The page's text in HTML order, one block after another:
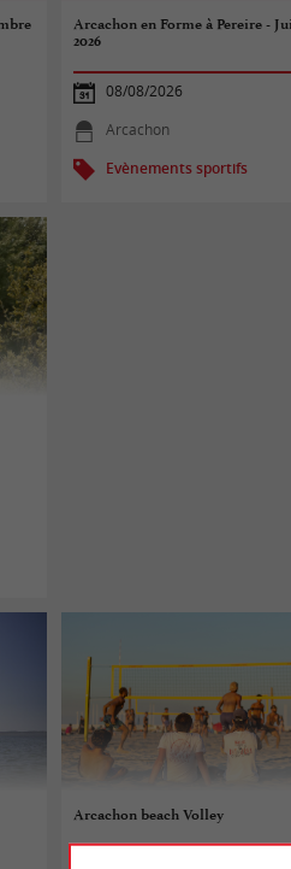
Arcachon en Forme à Pereire -
2026
08/08/2026
Arcachon
Evènements sportifs
Arcachon beach Volley